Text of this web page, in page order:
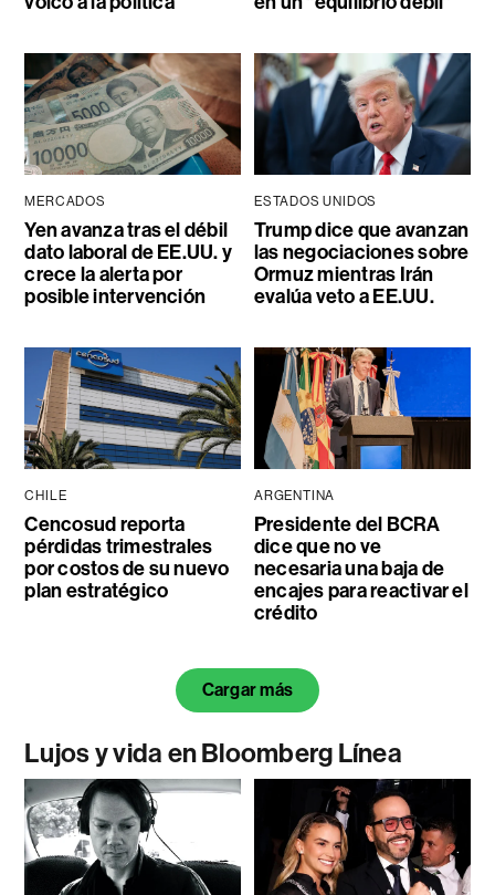
MERCADOS
Yen avanza tras el débil
dato laboral de EE.UU. y
crece la alerta por
posible intervención
ESTADOS UNIDOS
Trump dice que avanzan
las negociaciones sobre
Ormuz mientras Irán
evalúa veto a EE.UU.
CHILE
Cencosud reporta
pérdidas trimestrales
por costos de su nuevo
plan estratégico
ARGENTINA
Presidente del BCRA
dice que no ve
necesaria una baja de
encajes para reactivar el
crédito
Cargar más
Lujos y vida en Bloomberg Línea